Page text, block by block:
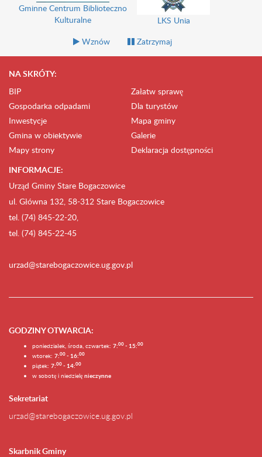
Gminne Centrum Biblioteczno
Kulturalne
LKS Unia
Wznów
Zatrzymaj
NA SKRÓTY:
BIP
Załatw sprawę
Gospodarka odpadami
Dla turystów
Inwestycje
Mapa gminy
Gmina w obiektywie
Galerie
Mapy strony
Deklaracja dostępności
INFORMACJE:
Urząd Gminy Stare Bogaczowice
ul. Główna 132, 58-312 Stare Bogaczowice
tel. (74) 845-22-20,
tel. (74) 845-22-45
urzad@starebogaczowice.ug.gov.pl
GODZINY OTWARCIA:
poniedziałek, środa, czwartek: 7:00 - 15:00
wtorek: 7:00 - 16:00
piątek: 7:00 - 14:00
w sobotę i niedzielę nieczynne
Sekretariat
urzad@starebogaczowice.ug.gov.pl
Skarbnik Gminy